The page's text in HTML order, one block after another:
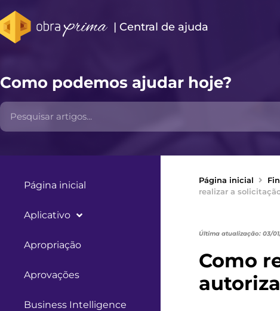
| Central de ajuda​
Como podemos ajudar hoje?
Página inicial
Aplicativo
Apropriação
Aprovações
Business Intelligence
Página inicial
realizar a
Última atualização: 03/
Como